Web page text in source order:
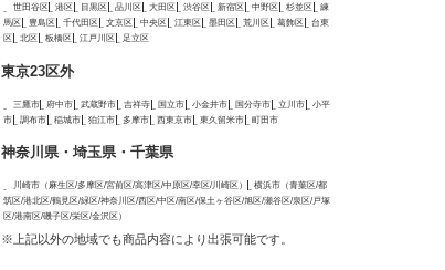
世田谷区 港区 目黒区 品川区 大田区 渋谷区 新宿区 中野区 杉並区
練
馬区
豊島区 千代田区 文京区 中央区 江東区 墨田区 荒川区 葛飾区
台東
区
北区 板橋区 江戸川区 足立区
東京23区外
三鷹市 府中市 武蔵野市 吉祥寺 国立市 小金井市 国分寺市 立川市
小平
市
調布市 稲城市 狛江市 多摩市 西東京市 東久留米市 町田市
神奈川県・埼玉県・千葉県
川崎市（麻生区/多摩区/宮前区/高津区/中原区/幸区/川崎区）
横浜市（青葉区/都
筑区/港北区/鶴見区/緑区/神奈川区/西区/中区/南区/保土ヶ谷区/旭区/瀬谷区/泉区/戸塚
区/港南区/磯子区/栄区/金沢区）
※上記以外の地域でも商品内容により出張可能です。